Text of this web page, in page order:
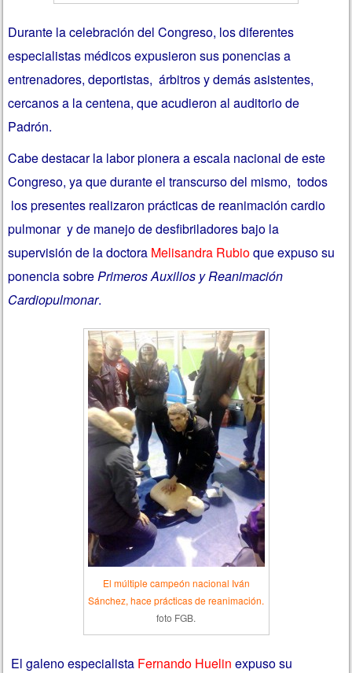
Durante la celebración del Congreso, los diferentes
especialistas médicos expusieron sus ponencias a
entrenadores, deportistas, árbitros y demás asistentes,
cercanos a la centena, que acudieron al auditorio de
Padrón.
Cabe destacar la labor pionera a escala nacional de este
Congreso, ya que durante el transcurso del mismo, todos
los presentes realizaron prácticas de reanimación cardio
pulmonar y de manejo de desfibriladores bajo la
supervisión de la doctora Melisandra Rubioque expuso su
ponencia sobrePrimeros Auxilios y Reanimación
Cardiopulmonar.
El múltiple campeón nacional Iván
Sánchez, hace prácticas de reanimación.
foto FGB.
El galeno especialista Fernando Huelin expuso su